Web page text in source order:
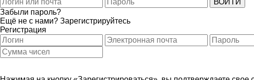
Забыли пароль?
Ещё не с нами? Зарегистрируйтесь
Регистрация